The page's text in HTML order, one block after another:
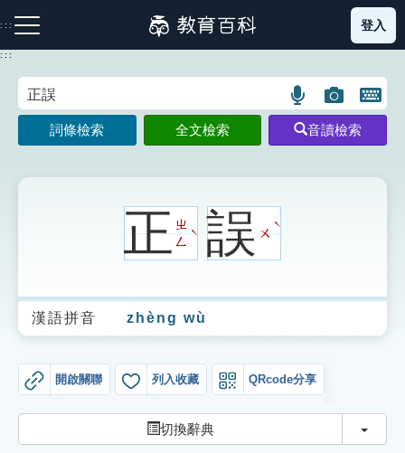
到
主
:::
注音索引圖示 筆畫索引圖示 部首索引表圖示
生字詞彙表
成語故事
索引選單
登入
:::
語
言
搜
圖
片
搜
開
鍵
圖
詞條檢索 全文檢索 音讀檢索
正ㄓ
ㄥ
ˋ 誤ㄨ
ˋ
漢語拼音 zhèng wù
開啟關聯 列入收藏 QRcode分享
切換辭典 切換